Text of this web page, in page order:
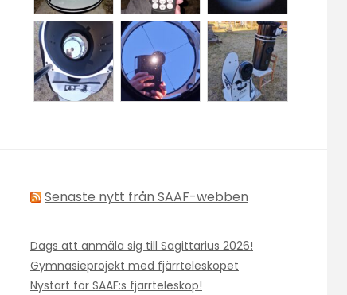
Senaste nytt från SAAF-webben
Dags att anmäla sig till Sagittarius 2026!
Gymnasieprojekt med fjärrteleskopet
Nystart för SAAF:s fjärrteleskop!